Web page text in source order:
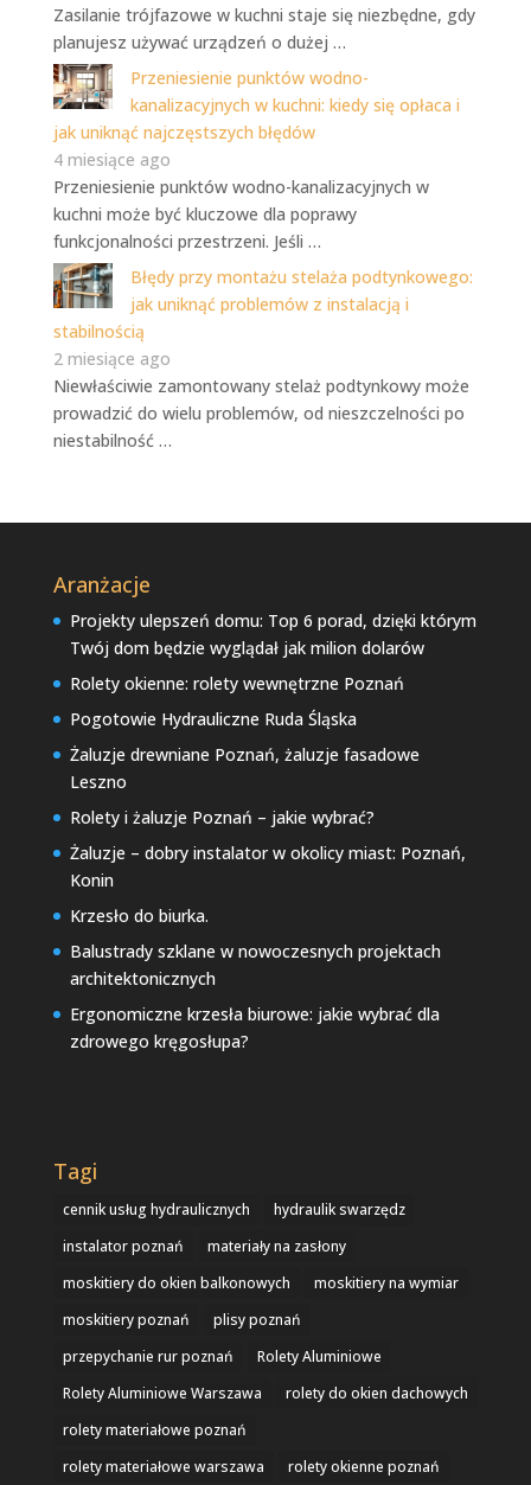
Zasilanie trójfazowe w kuchni staje się niezbędne, gdy
planujesz używać urządzeń o dużej …
Przeniesienie punktów wodno-
kanalizacyjnych w kuchni: kiedy się opłaca i
jak uniknąć najczęstszych błędów
4 miesiące ago
Przeniesienie punktów wodno-kanalizacyjnych w
kuchni może być kluczowe dla poprawy
funkcjonalności przestrzeni. Jeśli …
Błędy przy montażu stelaża podtynkowego:
jak uniknąć problemów z instalacją i
stabilnością
2 miesiące ago
Niewłaściwie zamontowany stelaż podtynkowy może
prowadzić do wielu problemów, od nieszczelności po
niestabilność …
Aranżacje
Projekty ulepszeń domu: Top 6 porad, dzięki którym
Twój dom będzie wyglądał jak milion dolarów
Rolety okienne: rolety wewnętrzne Poznań
Pogotowie Hydrauliczne Ruda Śląska
Żaluzje drewniane Poznań, żaluzje fasadowe
Leszno
Rolety i żaluzje Poznań – jakie wybrać?
Żaluzje – dobry instalator w okolicy miast: Poznań,
Konin
Krzesło do biurka.
Balustrady szklane w nowoczesnych projektach
architektonicznych
Ergonomiczne krzesła biurowe: jakie wybrać dla
zdrowego kręgosłupa?
Tagi
cennik usług hydraulicznych
hydraulik swarzędz
instalator poznań
materiały na zasłony
moskitiery do okien balkonowych
moskitiery na wymiar
moskitiery poznań
plisy poznań
przepychanie rur poznań
Rolety Aluminiowe
Rolety Aluminiowe Warszawa
rolety do okien dachowych
rolety materiałowe poznań
rolety materiałowe warszawa
rolety okienne poznań